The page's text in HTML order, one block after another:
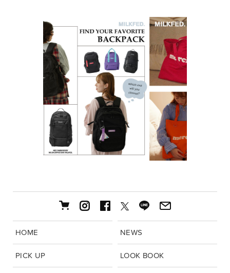
HOME NEWS
PICK UP LOOK BOOK